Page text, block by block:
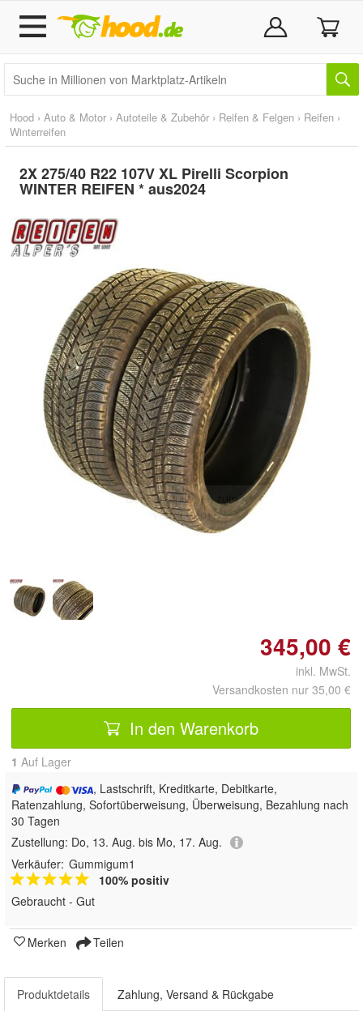
Hood › Auto & Motor › Autoteile & Zubehör › Reifen & Felgen › Reifen ›
Winterreifen
2X 275/40 R22 107V XL Pirelli Scorpion
WINTER REIFEN * aus2024
Doppelt antippen zum
vergrößern
345,00 €
inkl. MwSt.
Versandkosten nur 35,00 €
In den Warenkorb
1 Auf Lager
, Lastschrift, Kreditkarte, Debitkarte,
Ratenzahlung, Sofortüberweisung, Überweisung, Bezahlung nach
30 Tagen
Zustellung: Do, 13. Aug. bis Mo, 17. Aug.
Verkäufer: Gummigum1
100% positiv
Gebraucht - Gut
Merken Teilen
Produktdetails Zahlung, Versand & Rückgabe